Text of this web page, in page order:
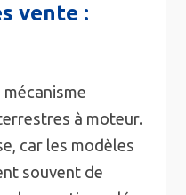
vente :
à moteur.
car les modèles
souvent de